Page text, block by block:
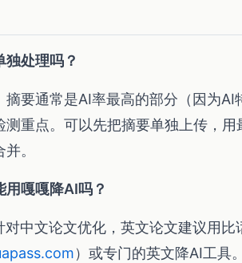
独处理吗？
摘要通常是AI率最高的部分（因为AI
测重点。可以先把摘要单独上传，用
。
用嘎嘎降AI吗？
对中文论文优化，英文论文建议用比
）或专门的英文降AI工具。